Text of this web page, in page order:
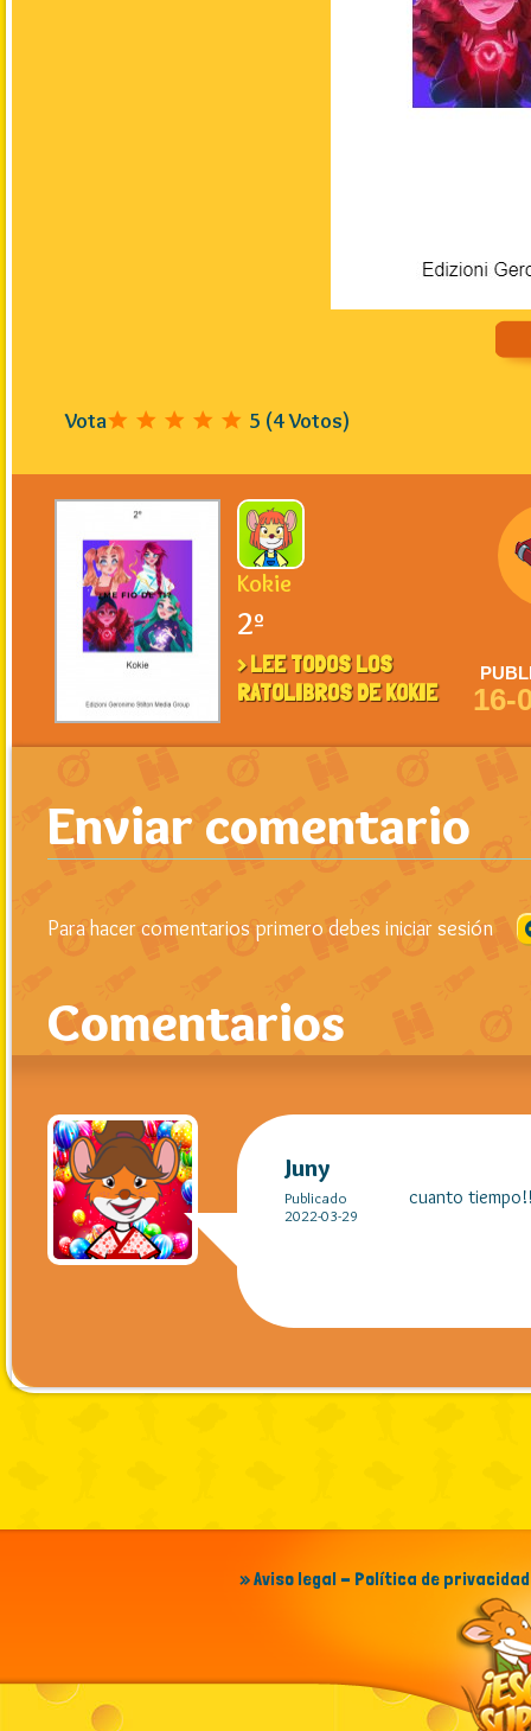
Vota 5 (4Votos)
Kokie
2º
> LEE TODOS LOS
RATOLIBROS DE KOKIE
16-
Enviar comentario
Para hacer comentarios primero debes iniciar sesión
Comentarios
Juny
Publicado
2022-03-29
cuanto
» Aviso legal - Política de privacidad